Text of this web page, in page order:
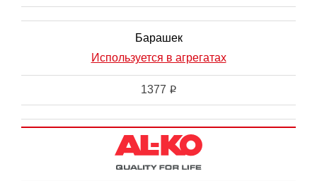
Барашек
Используется в агрегатах
1377 i